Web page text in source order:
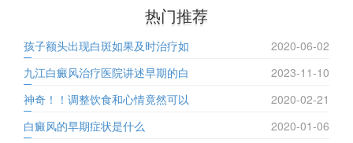
热门推荐
孩子额头出现白斑如果及时治疗如
2020-06-02
九江白癜风治疗医院讲述早期的白
2023-11-10
神奇！！调整饮食和心情竟然可以
2020-02-21
白癜风的早期症状是什么
2020-01-06